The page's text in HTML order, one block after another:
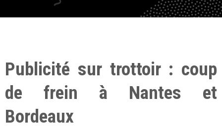
Publicité sur trottoir : coup
de frein à Nantes et
Bordeaux